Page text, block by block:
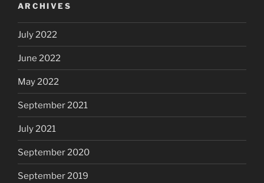
ARCHIVES
July 2022
June 2022
May 2022
September 2021
July 2021
September 2020
September 2019